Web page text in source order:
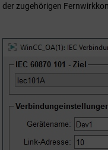
der zugehörigen